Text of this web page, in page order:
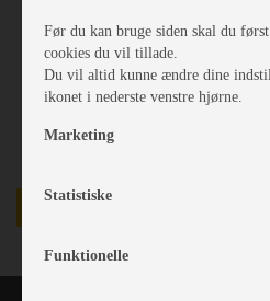
Før du kan bruge siden skal du
cookies du vil tillade.
Du vil altid kunne ændre dine
ikonet i nederste venstre hjørne.
Marketing
Statistiske
Funktionelle